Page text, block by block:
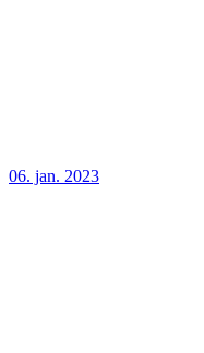
06. jan. 2023